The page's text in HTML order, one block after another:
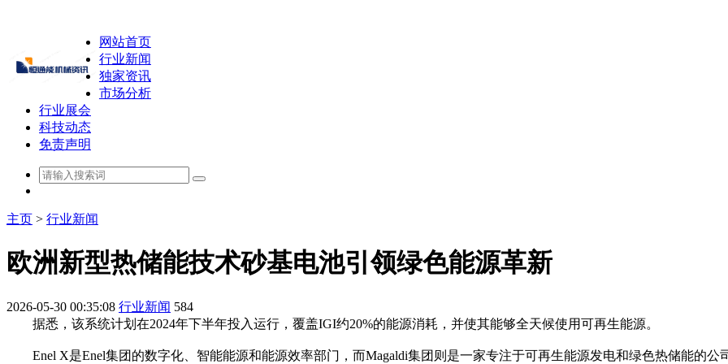
网站首页
行业新闻
独家资讯
市场分析
行业展会
科技动态
免责声明
主页 > 行业新闻
欧洲新型热储能技术砂基电池引领绿色能源革新
2026-05-30 00:35:08 行业新闻 584
据悉，该系统计划在2024年下半年投入运行，覆盖IGI约20%的能源消耗，并使其能够全天候使用可再生能源。
Enel X是Enel集团的数字化、智能能源和能源效率部门，而Magaldi集团则是一家专注于可再生能源发电和绿色热储能的公